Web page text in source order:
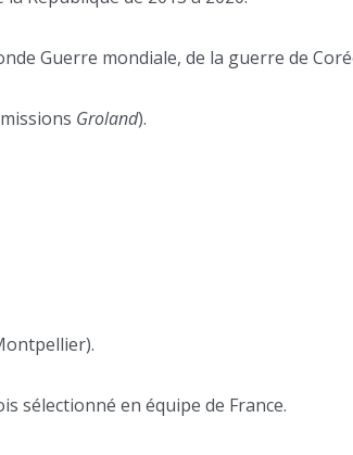
Guerre mondiale, de la guerre de
Groland).
sélectionné en équipe de France.